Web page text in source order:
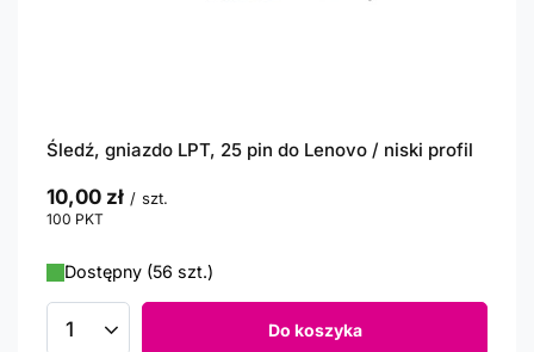
Śledź, gniazdo LPT, 25 pin do Lenovo / niski profil
10,00 zł / szt.
100 PKT
Dostępny (56 szt.)
Ilość produktów Do koszyka